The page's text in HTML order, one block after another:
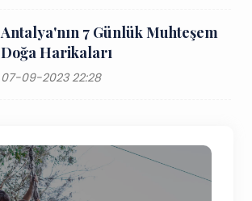
Antalya'nın 7 Günlük Muhteşem
Doğa Harikaları
07-09-2023 22:28